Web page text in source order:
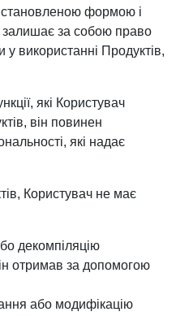
формою і
за собою право
використанні Продуктів,
які Користувач
він повинен
які надає
Користувач не має
декомпіляцію
отримав за допомогою
або модифікацію